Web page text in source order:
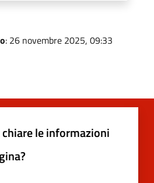
: 26 novembre 2025, 09:33
le informazioni